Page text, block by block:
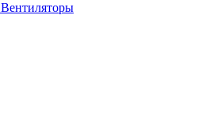
Вентиляторы